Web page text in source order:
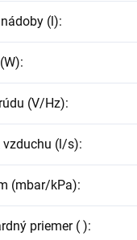
(l):
:
(V/Hz):
vzduchu (l/s):
(mbar/kPa):
priemer ( ):